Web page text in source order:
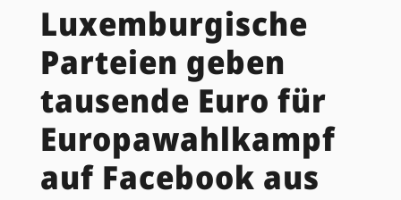
Luxemburgische
Parteien geben
tausende Euro für
Europawahlkampf
auf Facebook aus